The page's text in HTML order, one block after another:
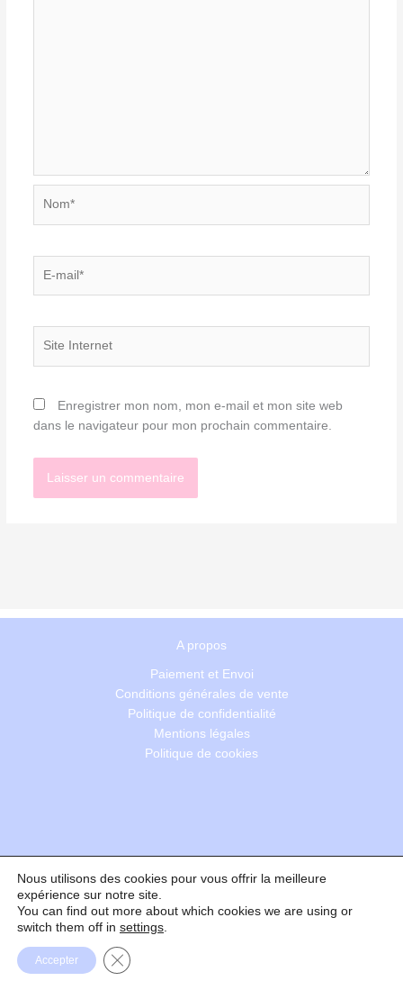
mail*
Enregistrer mon nom, mon e-mail et mon site web
dans le navigateur pour mon prochain commentaire.
A propos
Paiement et Envoi
Conditions générales de vente
Politique de confidentialité
Mentions légales
Politique de cookies
Recherche
Nous utilisons des cookies pour vous offrir la meilleure
expérience sur notre site.
You can find out more about which cookies we are using or
switch them off in settings
Accepter Fermer la bannière des cookies GDPR